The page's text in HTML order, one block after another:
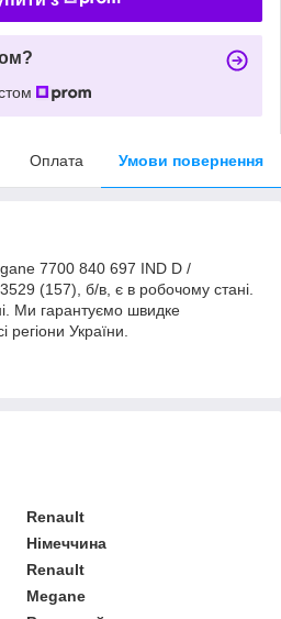
Оплата Умови повернення
7700 840 697 IND D /
(157), б/в, є в робочому стані.
Ми гарантуємо швидке
регіони України.
Renault
Німеччина
Renault
Megane